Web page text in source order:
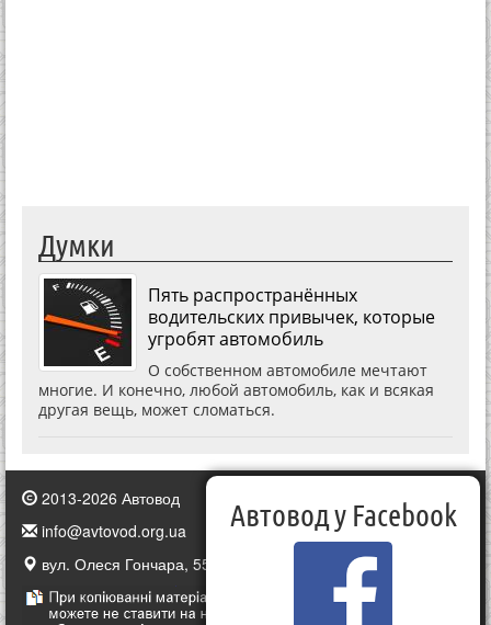
Думки
Пять распространённых
водительских привычек, которые
угробят автомобиль
О собственном автомобиле мечтают
многие. И конечно, любой автомобиль, как и всякая
другая вещь, может сломаться.
2013-2026 Автовод
info@avtovod.org.ua
вул. Олеся Гончара, 55, Київ, Україна
Автовод у Facebook